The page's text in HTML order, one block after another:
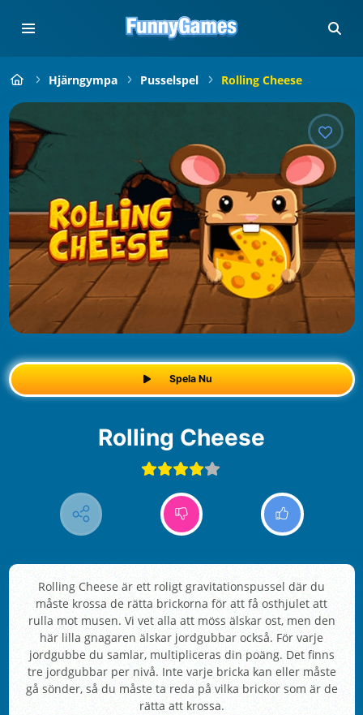
Hjärngympa Pusselspel Rolling Cheese
Spela Nu
Rolling Cheese
Rolling Cheese är ett roligt gravitationspussel där du
måste krossa de rätta brickorna för att få osthjulet att
rulla mot musen. Vi vet alla att möss älskar ost, men den
här lilla gnagaren älskar jordgubbar också. För varje
jordgubbe du samlar, multipliceras din poäng. Det finns
tre jordgubbar per nivå. Inte varje bricka kan eller måste
gå sönder, så du måste ta reda på vilka brickor som är de
rätta att krossa.